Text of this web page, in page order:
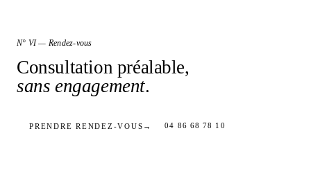
N° VI — Rendez-vous
Consultation préalable,
sans engagement.
PRENDRE RENDEZ-VOUS → 04 86 68 78 10